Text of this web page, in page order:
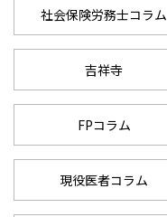
社会保険労務士コラム
吉祥寺
FPコラム
現役医者コラム